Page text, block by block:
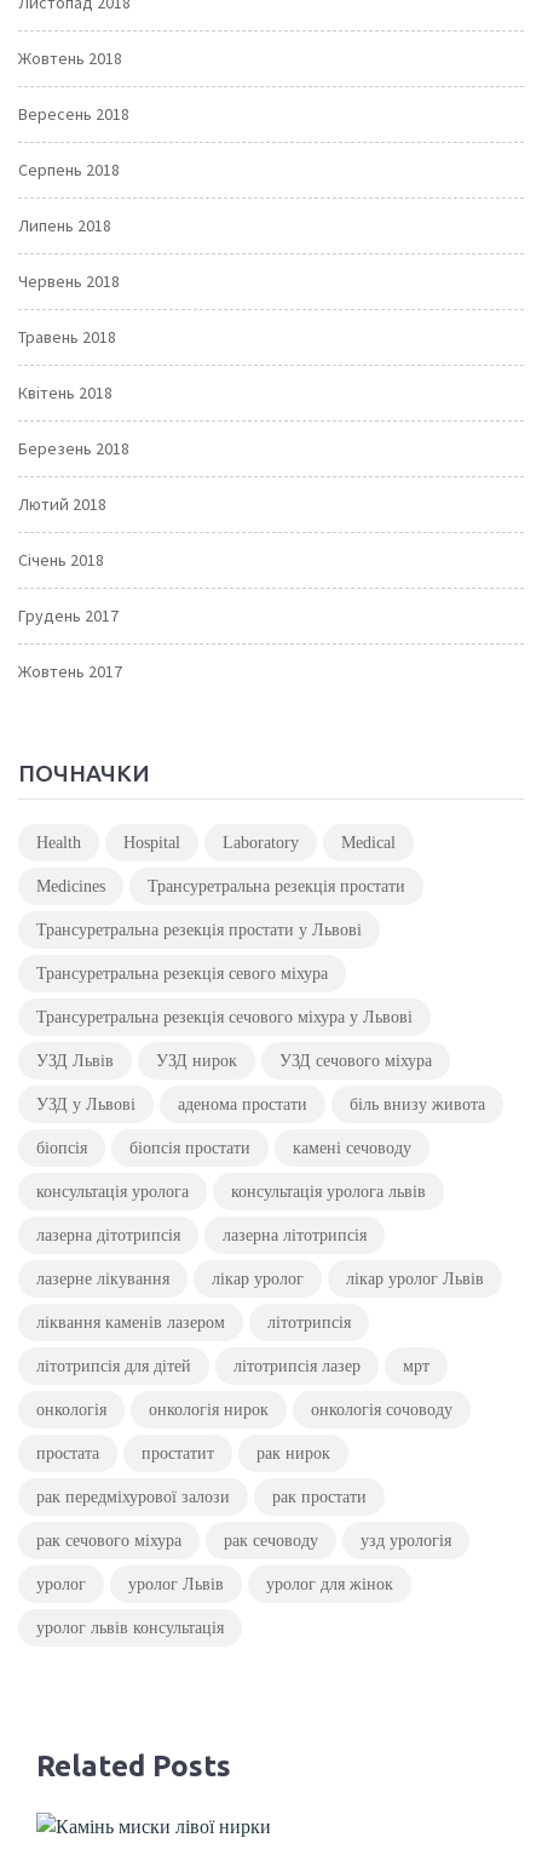
Жовтень 2018
Вересень 2018
Серпень 2018
Липень 2018
Червень 2018
Травень 2018
Квітень 2018
Березень 2018
Лютий 2018
Січень 2018
Грудень 2017
Жовтень 2017
ПОЧНАЧКИ
Health Hospital Laboratory Medical
Medicines Трансуретральна резекція простати
Трансуретральна резекція простати у Львові
Трансуретральна резекція севого міхура
Трансуретральна резекція сечового міхура у Львові
УЗД Львів УЗД нирок УЗД сечового міхура
УЗД у Львові аденома простати біль внизу живота
біопсія біопсія простати камені сечоводу
консультація уролога консультація уролога львів
лазерна дітотрипсія лазерна літотрипсія
лазерне лікування лікар уролог лікар уролог Львів
ліквання каменів лазером літотрипсія
літотрипсія для дітей літотрипсія лазер мрт
онкологія онкологія нирок онкологія сочоводу
простата простатит рак нирок
рак передміхурової залози рак простати
рак сечового міхура рак сечоводу узд урологія
уролог уролог Львів уролог для жінок
уролог львів консультація
Related Posts